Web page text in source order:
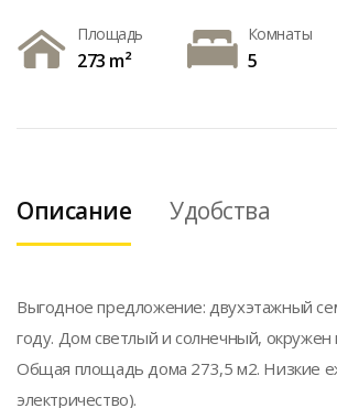
Площадь
273 m²
Комнаты
5
Описание Удобства
Выгодное предложение: двухэтажный
году. Дом светлый и солнечный,
Общая площадь дома 273,5 м2. Низкие
электричество).